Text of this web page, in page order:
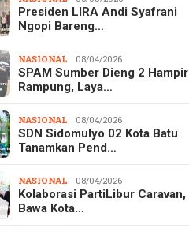
Presiden LIRA Andi Syafrani
Ngopi Bareng…
NASIONAL 08/04/2026
SPAM Sumber Dieng 2 Hampir
Rampung, Laya…
NASIONAL 08/04/2026
SDN Sidomulyo 02 Kota Batu
Tanamkan Pend…
NASIONAL 08/04/2026
Kolaborasi PartiLibur Caravan,
Bawa Kota…